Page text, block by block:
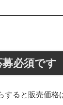
必須です
すると販売価格